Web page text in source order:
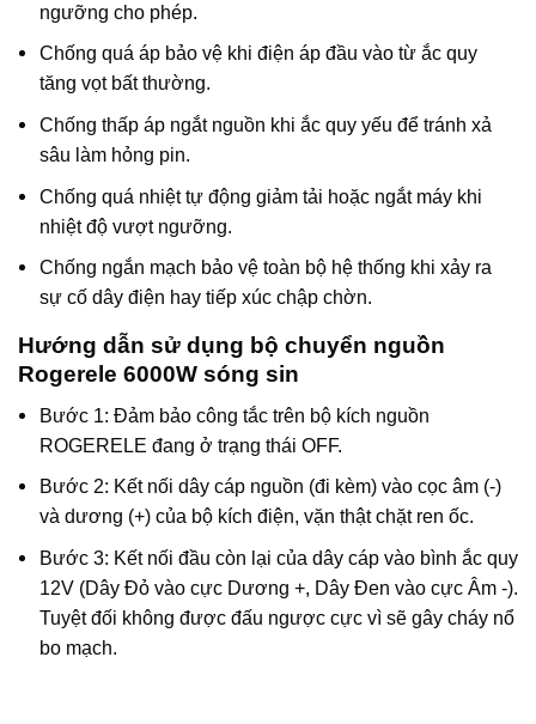
ngưỡng cho phép.
Chống quá áp bảo vệ khi điện áp đầu vào từ ắc quy
tăng vọt bất thường.
Chống thấp áp ngắt nguồn khi ắc quy yếu để tránh xả
sâu làm hỏng pin.
Chống quá nhiệt tự động giảm tải hoặc ngắt máy khi
nhiệt độ vượt ngưỡng.
Chống ngắn mạch bảo vệ toàn bộ hệ thống khi xảy ra
sự cố dây điện hay tiếp xúc chập chờn.
Hướng dẫn sử dụng bộ chuyển nguồn
Rogerele 6000W sóng sin
Bước 1: Đảm bảo công tắc trên bộ kích nguồn
ROGERELE đang ở trạng thái OFF.
Bước 2: Kết nối dây cáp nguồn (đi kèm) vào cọc âm (-)
và dương (+) của bộ kích điện, vặn thật chặt ren ốc.
Bước 3: Kết nối đầu còn lại của dây cáp vào bình ắc quy
12V (Dây Đỏ vào cực Dương +, Dây Đen vào cực Âm -).
Tuyệt đối không được đấu ngược cực vì sẽ gây cháy nổ
bo mạch.